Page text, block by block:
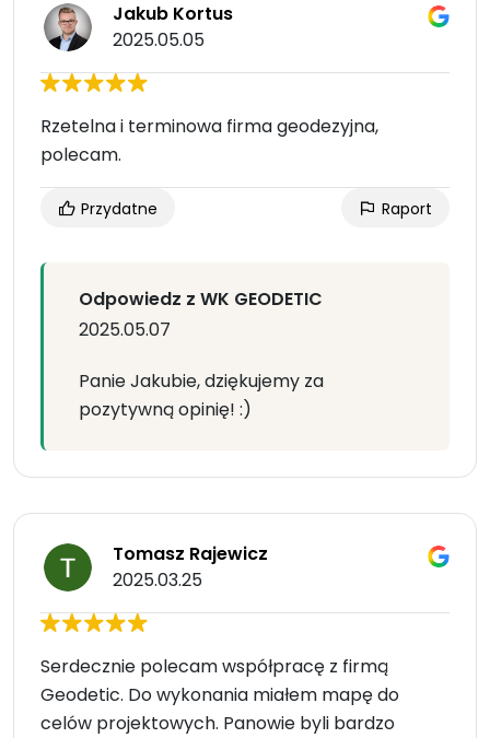
Jakub Kortus
2025.05.05
Rzetelna i terminowa firma geodezyjna,
polecam.
Przydatne Raport
Odpowiedz z WK GEODETIC
2025.05.07
Panie Jakubie, dziękujemy za
pozytywną opinię! :)
Tomasz Rajewicz
2025.03.25
Serdecznie polecam współpracę z firmą
Geodetic. Do wykonania miałem mapę do
celów projektowych. Panowie byli bardzo